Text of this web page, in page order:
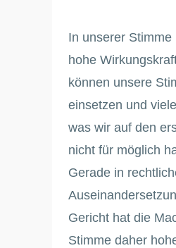
In unserer Stimme
hohe
können unsere
einsetzen und
was wir auf den
nicht für möglich
Gerade in
Gericht hat die
Stimme daher